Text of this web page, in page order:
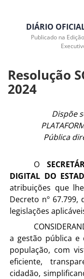
DIÁRIO
Publicado na
Resolução
2024
Dispõe
Pública
O
DIGITAL DO
atribuições que
Decreto nº
legislações
a gestão pública e
população, com
eficiente,
cidadão,